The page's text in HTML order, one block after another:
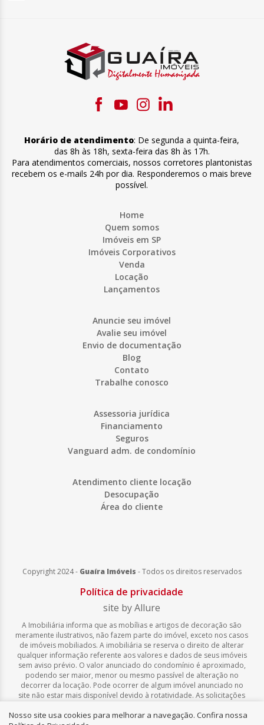
Horário de atendimento: De segunda a quinta-feira,
das 8h às 18h, sexta-feira das 8h às 17h.
Para atendimentos comerciais, nossos corretores plantonistas
recebem os e-mails 24h por dia. Responderemos o mais breve
possível.
Home
Quem somos
Imóveis em SP
Imóveis Corporativos
Venda
Locação
Lançamentos
Anuncie seu imóvel
Avalie seu imóvel
Envio de documentação
Blog
Contato
Trabalhe conosco
Assessoria jurídica
Financiamento
Seguros
Vanguard adm. de condomínio
Atendimento cliente locação
Desocupação
Área do cliente
Copyright 2024 - Guaíra Imóveis -Todos os direitos reservados
Política de privacidade
site by Allure
A Imobiliária informa que as mobílias e artigos de decoração são
meramente ilustrativos, não fazem parte do imóvel, exceto nos casos
de imóveis mobiliados. A imobiliária se reserva o direito de alterar
qualquer informação referente aos valores e dados de seus imóveis
sem aviso prévio. O valor anunciado do condomínio é aproximado,
podendo ser maior, menor ou mesmo passível de alteração no
decorrer da locação. Pode ocorrer de algum imóvel anunciado no
site não estar mais disponível devido à rotatividade. As solicitações
de quaisquer imóveis.
Nosso site usa cookies para melhorar a navegação. Confira nossa